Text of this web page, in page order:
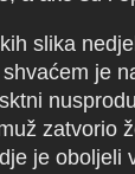
slika
je
zatvorio
je oboljeli